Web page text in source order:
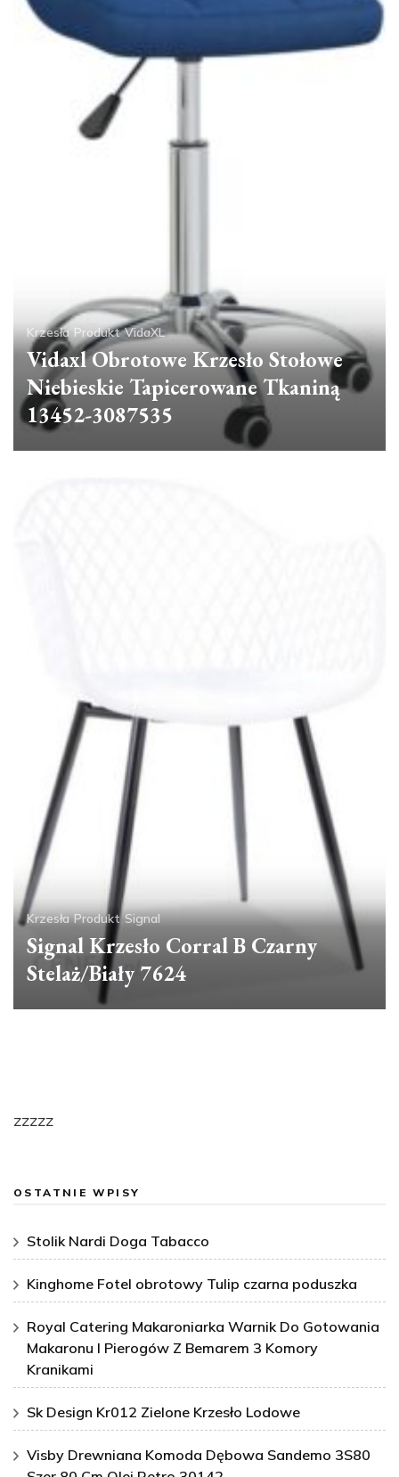
Krzesła Produkt VidaXL
Vidaxl Obrotowe Krzesło Stołowe
Niebieskie Tapicerowane Tkaniną
13452-3087535
Krzesła Produkt Signal
Signal Krzesło Corral B Czarny
Stelaż/Biały 7624
zzzzz
OSTATNIE WPISY
Stolik Nardi Doga Tabacco
Kinghome Fotel obrotowy Tulip czarna poduszka
Royal Catering Makaroniarka Warnik Do Gotowania
Makaronu I Pierogów Z Bemarem 3 Komory
Kranikami
Sk Design Kr012 Zielone Krzesło Lodowe
Visby Drewniana Komoda Dębowa Sandemo 3S80